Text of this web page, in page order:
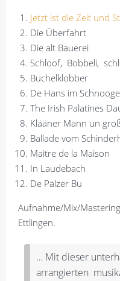
Jetzt ist die Zeit und
Die Überfahrt
Die alt Bauerei
Schloof, Bobbeli,
Buchelklobber
De Hans im
The Irish Palatines
Klääner Mann un
Ballade vom
Maitre de la Maison
In Laudebach
De Pälzer Bu
Aufnahme/Mix/
Ettlingen.
… Mit dieser
arrangierten